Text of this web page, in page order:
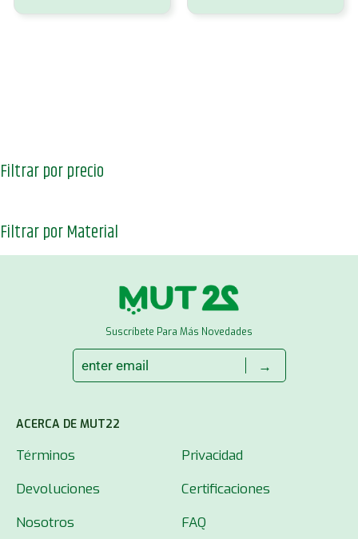
Filtrar por precio
Filtrar por Material
Suscríbete Para Más Novedades
→
ACERCA DE MUT22
Términos
Privacidad
Devoluciones
Certificaciones
Nosotros
FAQ